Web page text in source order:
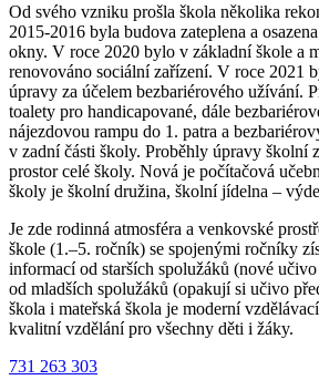
Od svého vzniku prošla škola několika
2015-2016 byla budova zateplena a
okny. V roce 2020 bylo v základní škole a
renovováno sociální zařízení. V roce 2021
úpravy za účelem bezbariérového užívání.
toalety pro handicapované, dále
nájezdovou rampu do 1. patra a
v zadní části školy. Proběhly úpravy školní
prostor celé školy. Nová je počítačová
školy je školní družina, školní jídelna –
Je zde rodinná atmosféra a venkovské
škole (1.–5. ročník) se spojenými ročníky
informací od starších spolužáků (nové
od mladších spolužáků (opakují si učivo
škola i mateřská škola je moderní
kvalitní vzdělání pro všechny děti i žáky.
731 263 303